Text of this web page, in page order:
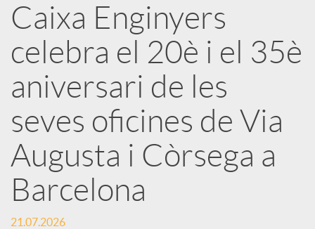
b
l
i
c
a
Caixa Enginyers
celebra el 20è i el 35è
aniversari de les
seves oficines de Via
Augusta i Còrsega a
Barcelona
21.07.2026